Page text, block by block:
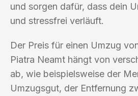
und sorgen dafür, dass dein
und stressfrei verläuft.
Der Preis für einen Umzug
Piatra Neamt hängt von
ab, wie beispielsweise der
Umzugsgut, der Entfernung